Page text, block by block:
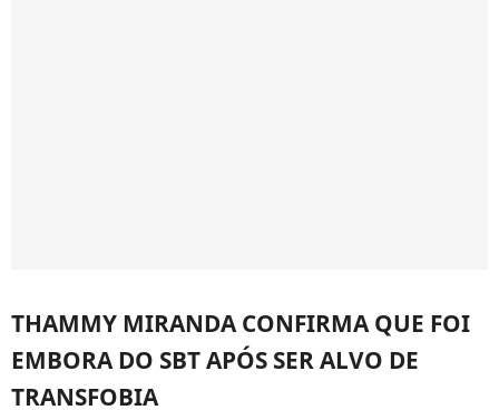
THAMMY MIRANDA CONFIRMA QUE FOI
EMBORA DO SBT APÓS SER ALVO DE
TRANSFOBIA